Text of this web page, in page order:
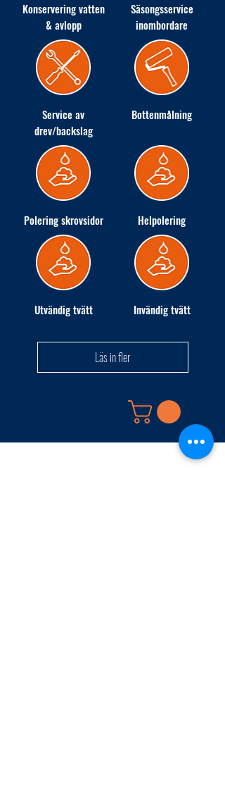
Konservering vatten
& avlopp
Säsongsservice
inombordare
Service av
drev/backslag
Bottenmålning
Polering skrovsidor Helpolering
Utvändig tvätt Invändig tvätt
Läs in fler